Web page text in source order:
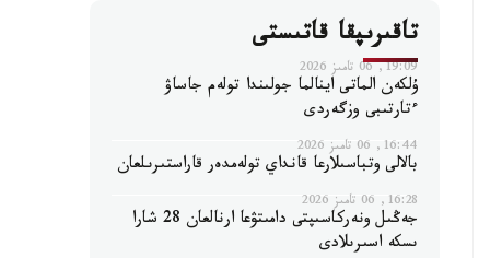
تاقىرىپقا قاتىستى
19:09, 06 تامىز 2026
ۇلكەن الماتى اينالما جولىندا تولەم جاساۋ
ءتارتىبى وزگەردى
16:44, 06 تامىز 2026
بالالى وتباسىلارعا قانداي تولەمدەر قاراستىرىلعان
16:28, 06 تامىز 2026
جەڭىل ونەركاسىپتى دامىتۋعا ارنالعان 28 شارا
ىسكە اسىرىلادى